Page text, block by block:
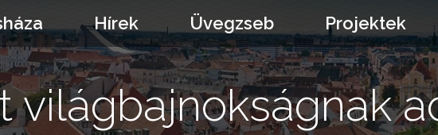
Hírek Üvegzseb Projektek
világbajnokságnak